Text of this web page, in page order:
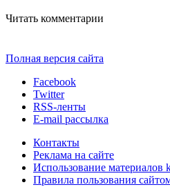
Читать комментарии
Полная версия сайта
Facebook
Twitter
RSS-ленты
E-mail рассылка
Контакты
Реклама на сайте
Использование материалов
Правила пользования